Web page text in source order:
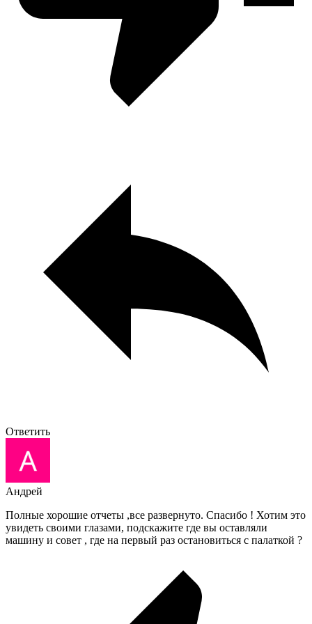
Ответить
Андрей
Полные хорошие отчеты ,все развернуто. Спасибо ! Хотим это
увидеть своими глазами, подскажите где вы оставляли
машину и совет , где на первый раз остановиться с палаткой ?